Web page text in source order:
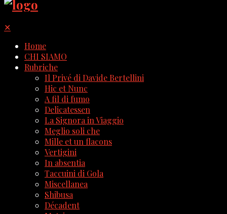
✕
Home
CHI SIAMO
Rubriche
Il Privé di Davide Bertellini
Hic et Nunc
A fil di fumo
Delicatessen
La Signora in Viaggio
Meglio soli che
Mille et un flacons
Vertigini
In absentia
Taccuini di Gola
Miscellanea
Shibusa
Décadent